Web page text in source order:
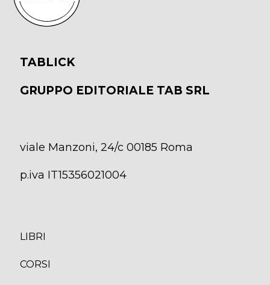
TABLICK
GRUPPO EDITORIALE TAB SRL
viale Manzoni, 24/c 00185 Roma
p.iva IT15356021004
LIBRI
CORSI